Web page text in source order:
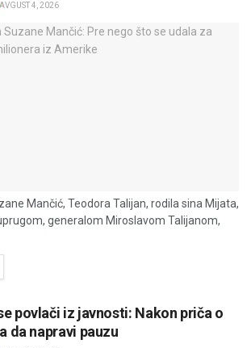
AVGUST 4, 2026
Mančić, Teodora Talijan, rodila sina Mijata,
generalom Miroslavom Talijanom,
povlači iz javnosti: Nakon priča o
da napravi pauzu